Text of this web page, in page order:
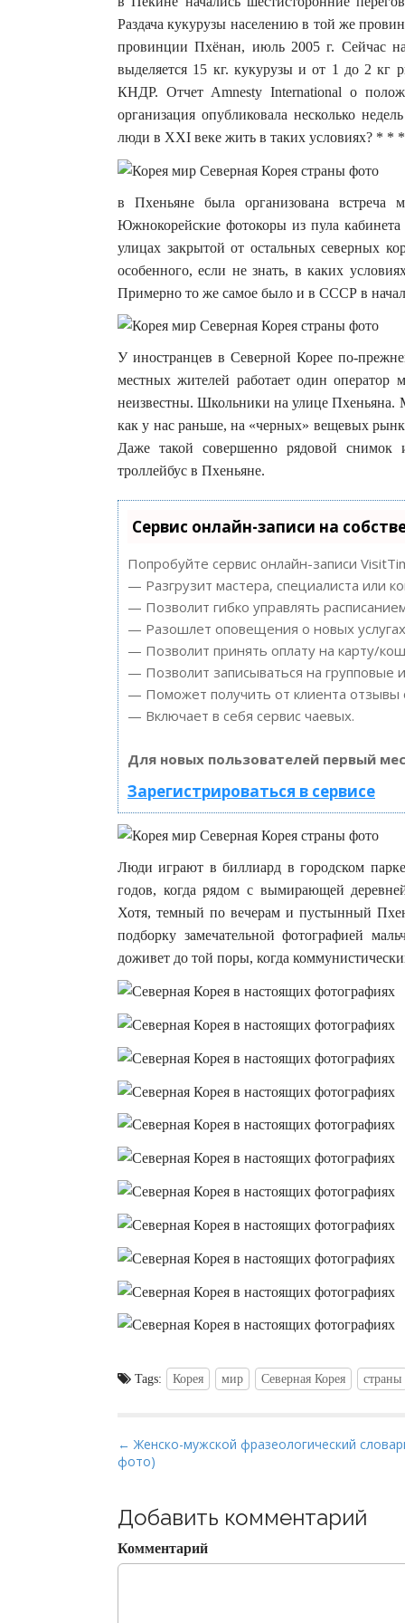
Раздача кукурузы населению в той же
провинции Пхёнан, июль 2005 г. Сейчас
выделяется 15 кг. кукурузы и от 1 до 2 кг
КНДР. Отчет Amnesty International о
организация опубликовала несколько
люди в XXI веке жить в таких условиях? * *
в Пхеньяне была организована
Южнокорейские фотокоры из пула
улицах закрытой от остальных северных
особенного, если не знать, в каких
Примерно то же самое было и в СССР в
У иностранцев в Северной Корее по-
местных жителей работает один оператор
неизвестны. Школьники на улице Пхеньяна.
как у нас раньше, на «черных» вещевых
Даже такой совершенно рядовой снимок
троллейбус в Пхеньяне.
Сервис онлайн-записи на
Попробуйте сервис онлайн-записи
— Разгрузит мастера, специалиста или
— Позволит гибко управлять
— Разошлет оповещения о новых
— Позволит принять оплату на карту/
— Позволит записываться на групповые
— Поможет получить от клиента отзывы
— Включает в себя сервис чаевых.
Для новых пользователей первый
Зарегистрироваться в сервисе
Люди играют в биллиард в городском
годов, когда рядом с вымирающей
Хотя, темный по вечерам и пустынный
подборку замечательной фотографией
доживет до той поры, когда
Tags: Корея мир Северная Корея страны
P
o
t
n
a
← Женско-мужской фразеологический
фото)
Добавить комментарий
Комментарий